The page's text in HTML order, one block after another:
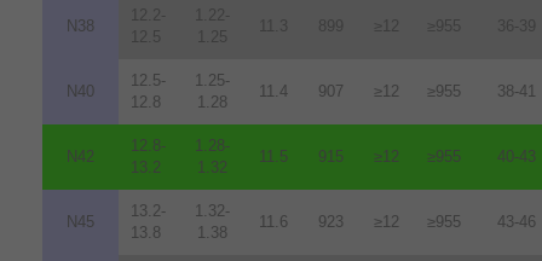
N38
12.2-
12.5
1.22-
1.25
11.3 899 ≥12 ≥955 36-39
N40
12.5-
12.8
1.25-
1.28
11.4 907 ≥12 ≥955 38-41
N42
12.8-
13.2
1.28-
1.32
11.5 915 ≥12 ≥955 40-43
N45
13.2-
13.8
1.32-
1.38
11.6 923 ≥12 ≥955 43-46